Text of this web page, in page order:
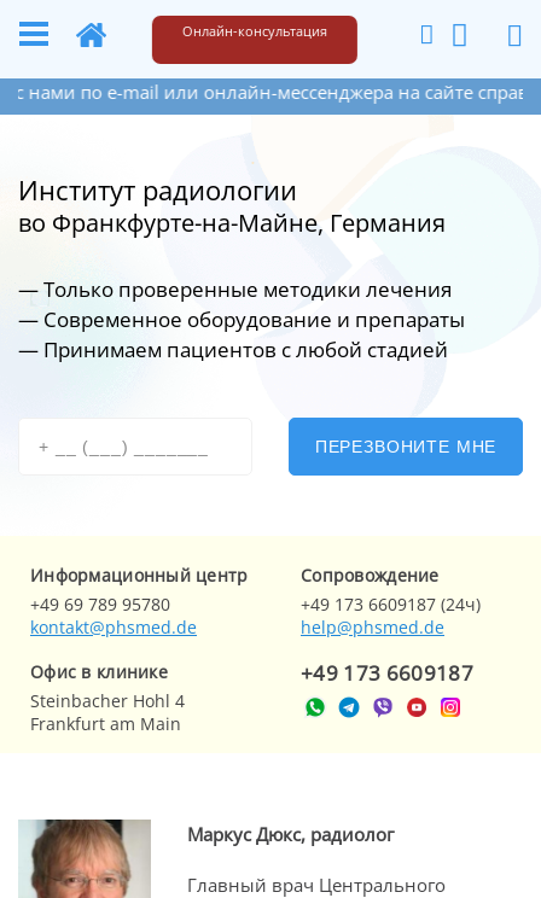
+49 173 6609187 Написать
Онлайн-консультация
или онлайн-мессенджера на сайте справа внизу.
Институт радиологии
во Франкфурте-на-Майне, Германия
— Только проверенные методики лечения
— Современное оборудование и препараты
— Принимаем пациентов с любой стадией
ПЕРЕЗВОНИТЕ МНЕ
Информационный центр
+49 69 789 95780
kontakt@phsmed.de
Cопровождение
+49 173 6609187 (24ч)
help@phsmed.de
Офис в клинике
Steinbacher Hohl 4
Frankfurt am Main
+49 173 6609187
Маркус Дюкс, радиолог
Главный врач Центрального